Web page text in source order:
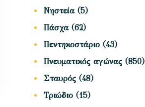
Νηστεία(5)
Πάσχα(62)
Πεντηκοστάριο (43)
Πνευματικός αγώνας (850)
Σταυρός (48)
Τριώδιο (15)